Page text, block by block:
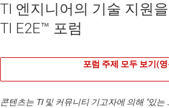
TI 엔지니어의 기술 지원
TI E2E™ 포럼
포럼 주제 모두 보기(
콘텐츠는 TI 및 커뮤니티 기고자에 의해 "있는